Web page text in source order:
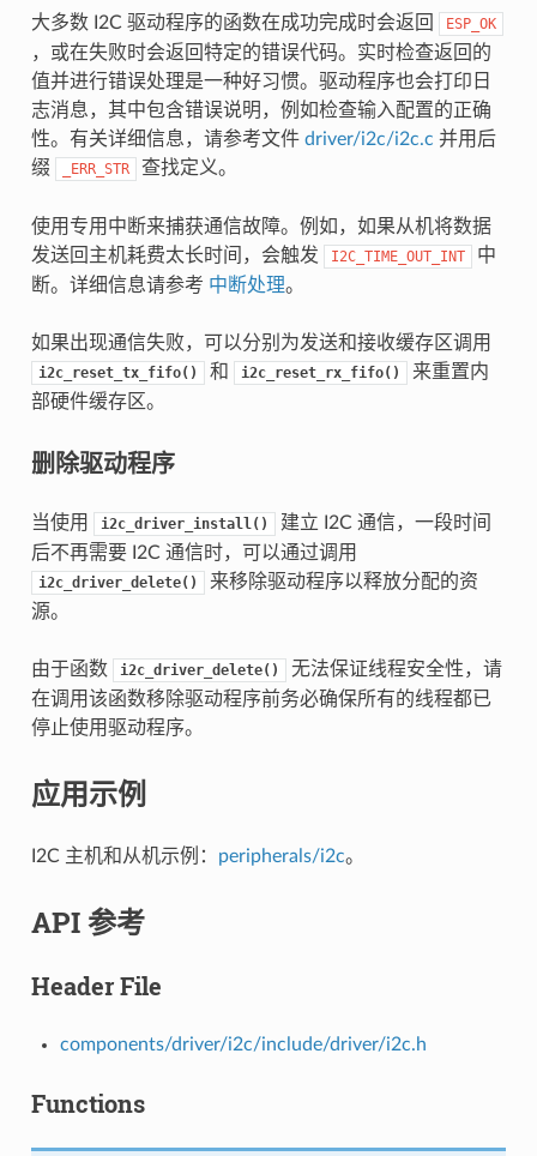
大多数 I2C 驱动程序的函数在成功完成时会返回 ESP_OK
，或在失败时会返回特定的错误代码。实时检查返回的
值并进行错误处理是一种好习惯。驱动程序也会打印日
志消息，其中包含错误说明，例如检查输入配置的正确
性。有关详细信息，请参考文件 driver/i2c/i2c.c 并用后
缀
_ERR_STR 查找定义。
使用专用中断来捕获通信故障。例如，如果从机将数据
发送回主机耗费太长时间，会触发
I2C_TIME_OUT_INT
中
断。详细信息请参考 中断处理。
如果出现通信失败，可以分别为发送和接收缓存区调用
i2c_reset_tx_fifo() 和 i2c_reset_rx_fifo()
来重置内
部硬件缓存区。
删除驱动程序
当使用 i2c_driver_install()
建立 I2C 通信，一段时间
后不再需要 I2C 通信时，可以通过调用
i2c_driver_delete()
来移除驱动程序以释放分配的资
源。
由于函数 i2c_driver_delete()
无法保证线程安全性，请
在调用该函数移除驱动程序前务必确保所有的线程都已
停止使用驱动程序。
应用示例
I2C 主机和从机示例： peripherals/i2c。
API 参考
Header File
components/driver/i2c/include/driver/i2c.h
Functions